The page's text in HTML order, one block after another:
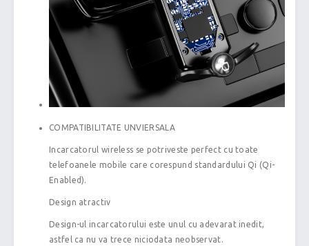
COMPATIBILITATE UNVIERSALA
Incarcatorul wireless se potriveste perfect cu toate
telefoanele mobile care corespund standardului Qi (Qi-
Enabled).
Design atractiv
Design-ul incarcatorului este unul cu adevarat inedit,
astfel ca nu va trece niciodata neobservat.